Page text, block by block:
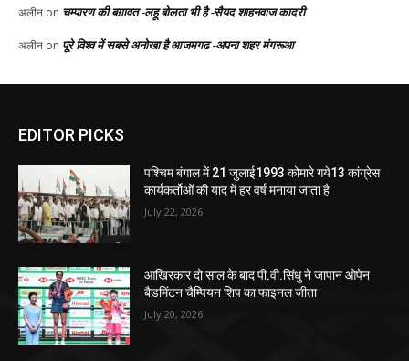
EDITOR PICKS
पश्चिम बंगाल में 21 जुलाई1993 कोमारे गये13 कांग्रेस
कार्यकर्तोओं की याद में हर वर्ष मनाया जाता है
July 22, 2026
आखिरकार दो साल के बाद पी.वी.सिंधु ने जापान ओपेन
बैडमिंटन चैम्पियन शिप का फाइनल जीता
July 20, 2026